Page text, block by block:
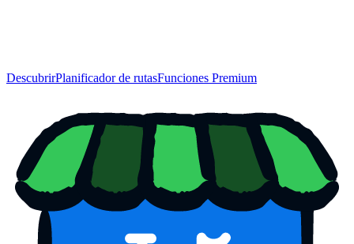
DescubrirPlanificador de rutasFunciones Premium